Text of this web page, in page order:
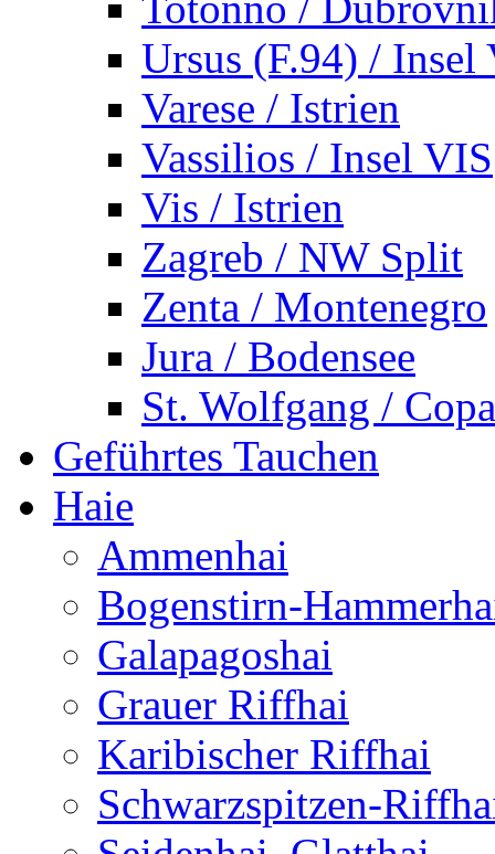
Ursus (F.94) / Insel
Varese / Istrien
Vassilios / Insel VIS
Vis / Istrien
Zagreb / NW Split
Zenta / Montenegro
Jura / Bodensee
St. Wolfgang /
Geführtes Tauchen
Haie
Ammenhai
Bogenstirn-
Galapagoshai
Grauer Riffhai
Karibischer Riffhai
Schwarzspitzen-